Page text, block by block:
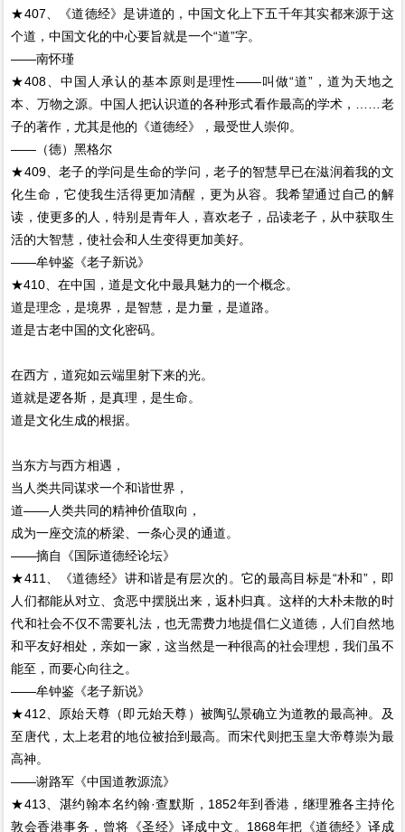
★407、《道德经》是讲道的，中国文化上下五千年其实都来源于这
个道，中国文化的中心要旨就是一个“道”字。
——南怀瑾
★408、中国人承认的基本原则是理性——叫做“道”，道为天地之
本、万物之源。中国人把认识道的各种形式看作最高的学术，……老
子的著作，尤其是他的《道德经》，最受世人崇仰。
——（德）黑格尔
★409、老子的学问是生命的学问，老子的智慧早已在滋润着我的文
化生命，它使我生活得更加清醒，更为从容。我希望通过自己的解
读，使更多的人，特别是青年人，喜欢老子，品读老子，从中获取生
活的大智慧，使社会和人生变得更加美好。
——牟钟鉴《老子新说》
★410、在中国，道是文化中最具魅力的一个概念。
道是理念，是境界，是智慧，是力量，是道路。
道是古老中国的文化密码。
在西方，道宛如云端里射下来的光。
道就是逻各斯，是真理，是生命。
道是文化生成的根据。
当东方与西方相遇，
当人类共同谋求一个和谐世界，
道——人类共同的精神价值取向，
成为一座交流的桥梁、一条心灵的通道。
——摘自《国际道德经论坛》
★411、《道德经》讲和谐是有层次的。它的最高目标是“朴和”，即
人们都能从对立、贪恶中摆脱出来，返朴归真。这样的大朴未散的时
代和社会不仅不需要礼法，也无需费力地提倡仁义道德，人们自然地
和平友好相处，亲如一家，这当然是一种很高的社会理想，我们虽不
能至，而要心向往之。
——牟钟鉴《老子新说》
★412、原始天尊（即元始天尊）被陶弘景确立为道教的最高神。及
至唐代，太上老君的地位被抬到最高。而宋代则把玉皇大帝尊崇为最
高神。
——谢路军《中国道教源流》
★413、湛约翰本名约翰·查默斯，1852年到香港，继理雅各主持伦
敦会香港事务，曾将《圣经》译成中文。1868年把《道德经》译成